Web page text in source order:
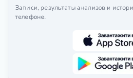
Записи, результаты анализов и
телефоне.